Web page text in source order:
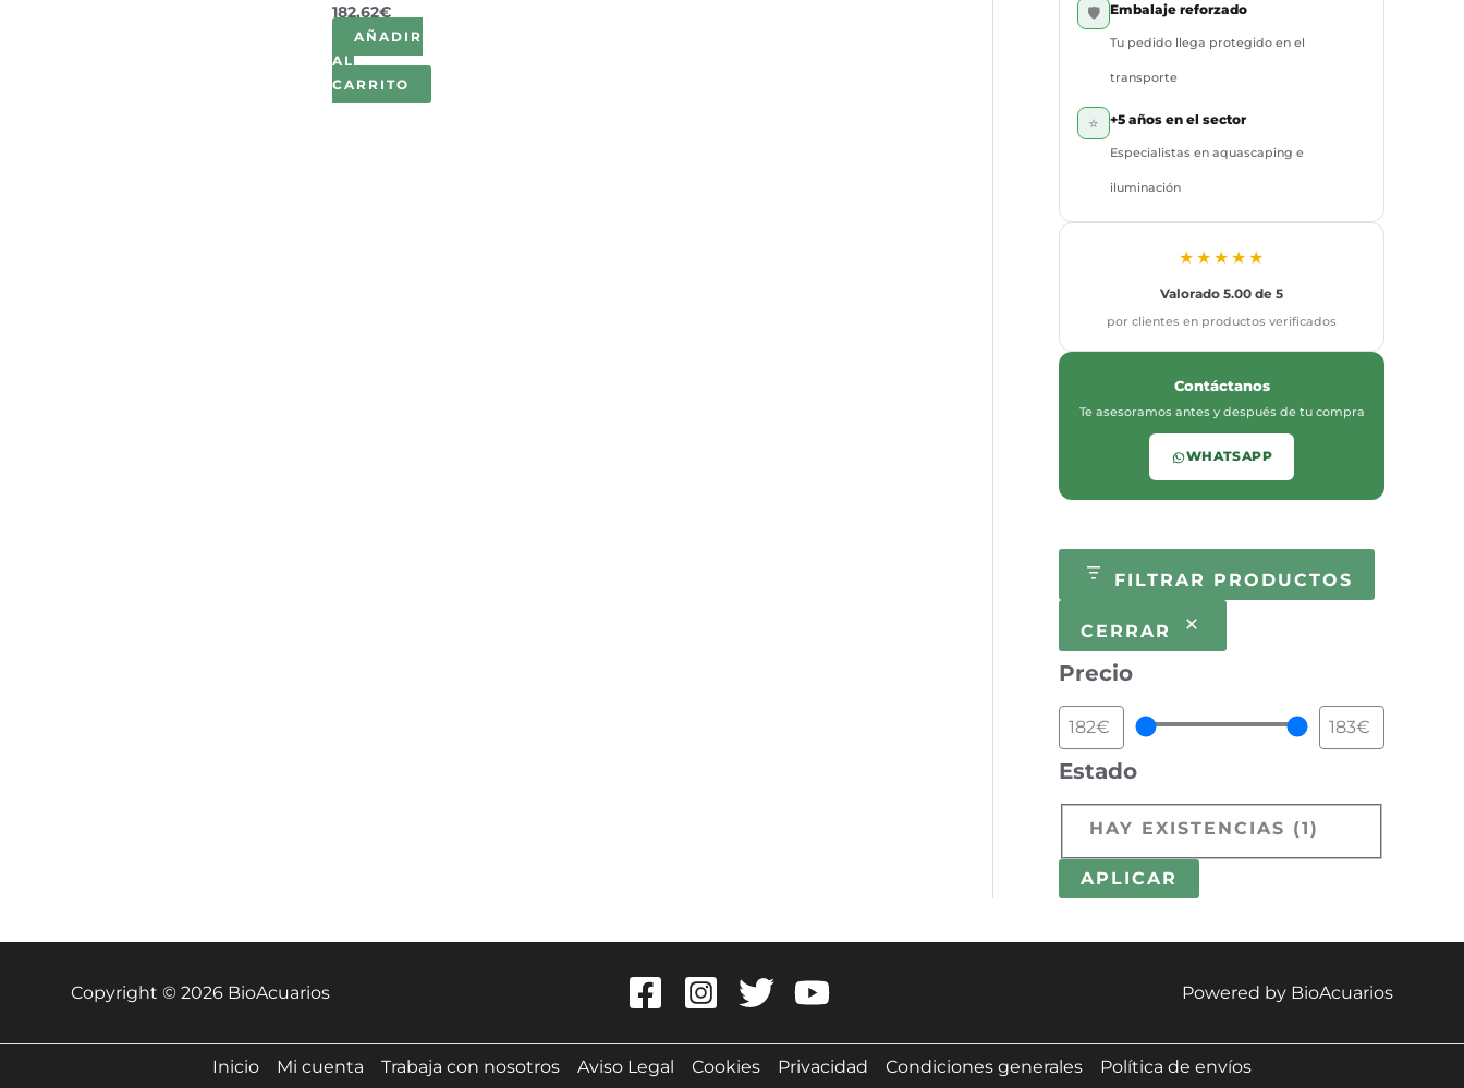
182,62€
AÑADIR
AL
CARRITO
🛡️ Embalaje reforzado
Tu pedido llega protegido en el
transporte
⭐ +5 años en el sector
Especialistas en aquascaping e
iluminación
★★★★★
Valorado 5.00 de 5
por clientes en productos verificados
Contáctanos
Te asesoramos antes y después de tu compra
WHATSAPP
FILTRAR PRODUCTOS
CERRAR
Precio
Estado
HAY EXISTENCIAS (1
APLICAR
Copyright © 2026 BioAcuarios Powered by BioAcuarios
Inicio Mi cuenta Trabaja con nosotros Aviso Legal Cookies Privacidad Condiciones generales Política de envíos